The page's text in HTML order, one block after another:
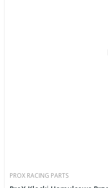
PROX RACING PARTS